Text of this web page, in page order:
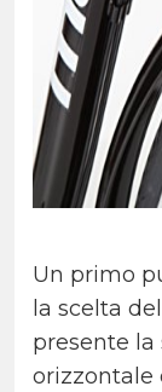
Un primo
la scelta
presente la
orizzontale